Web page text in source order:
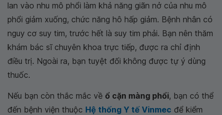
lan vào nhu mô phổi làm khả năng giãn nở của nhu mô
phổi giảm xuống, chức năng hô hấp giảm. Bệnh nhân có
nguy cơ suy tim, trước hết là suy tim phải. Bạn nên thăm
khám bác sĩ chuyên khoa trực tiếp, được ra chỉ định
điều trị. Ngoài ra, bạn tuyệt đối không được tự ý dùng
thuốc.
Nếu bạn còn thắc mắc về ổ cặn màng phổi, bạn có thể
đến bệnh viện thuộc Hệ thống Y tế Vinmec để kiểm